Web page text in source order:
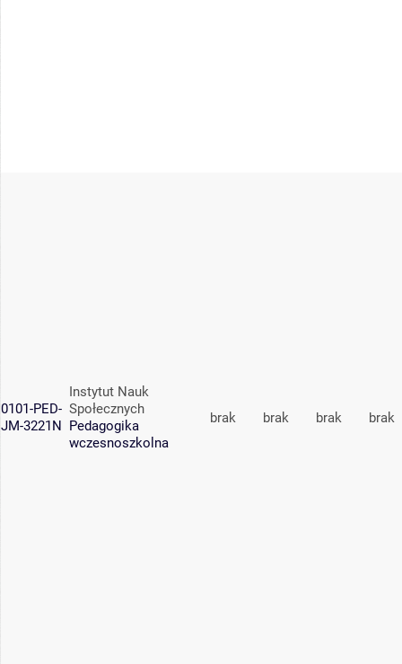
0101-PED-
JM-3221N
Instytut Nauk
Społecznych
Pedagogika
wczesnoszkolna
brak brak brak brak